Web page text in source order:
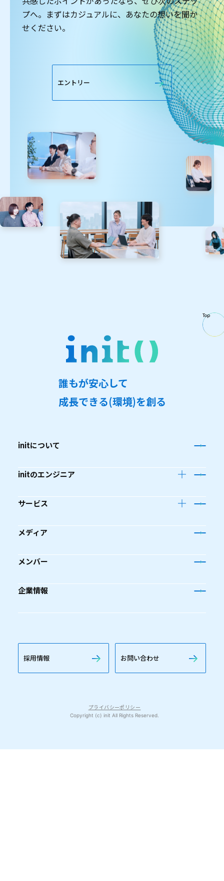
プへ。まずはカジュアルに、あなたの想いを聞か
せください。
エントリー
Top
誰もが安心して
成長できる(環境)を創る
initについて
initのエンジニア
サービス
メディア
メンバー
企業情報
採用情報 お問い合わせ
プライバシーポリシー
Copyright (c) init All Rights Reserved.